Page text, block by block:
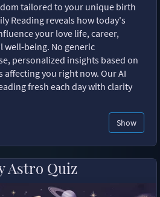
tailored to your unique birth
Reading reveals how today's
your love life, career,
well-being. No generic
personalized insights based on
you right now. Our AI
fresh each day with clarity
Show
Astro Quiz